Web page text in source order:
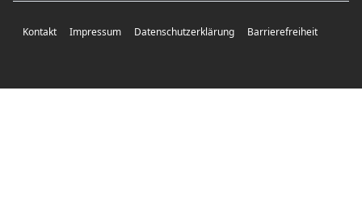
Kontakt Impressum Datenschutzerklärung Barrierefreiheit